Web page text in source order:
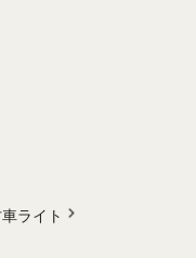
ライト